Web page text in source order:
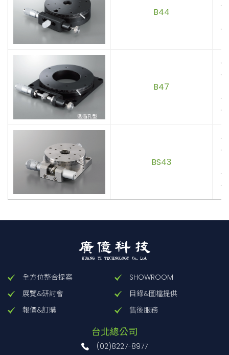
B44
B47
BS43
．
全方位整合提案
SHOWROOM
展覽&研討會
目錄&圖檔提供
報價&訂購
售後服務
台北總公司
(02)8227-8977